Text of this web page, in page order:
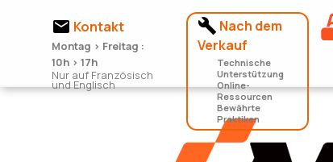
 Kontakt
Montag > Freitag :
10h > 17h
Nur auf Französisch
und Englisch
 Nach dem
Verkauf
Technische
Unterstützung
Online-
Ressourcen
Bewährte
Praktiken